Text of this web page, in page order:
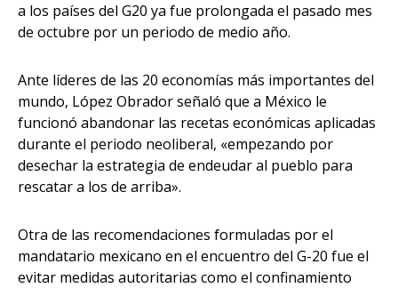
a los países del G20 ya fue prolongada el pasado mes
de octubre por un periodo de medio año.
Ante líderes de las 20 economías más importantes del
mundo, López Obrador señaló que a México le
funcionó abandonar las recetas económicas aplicadas
durante el periodo neoliberal, «empezando por
desechar la estrategia de endeudar al pueblo para
rescatar a los de arriba».
Otra de las recomendaciones formuladas por el
mandatario mexicano en el encuentro del G-20 fue el
evitar medidas autoritarias como el confinamiento